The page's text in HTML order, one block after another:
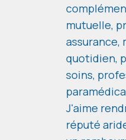
mutuelle,
assurance,
quotidien,
soins,
J'aime
réputé